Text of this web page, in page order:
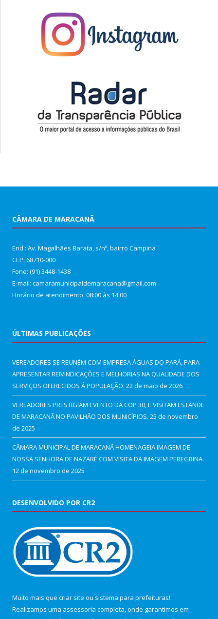
CÂMARA DE MARACANÃ
End.: Av. Magalhães Barata, s/nº, bairro Campina
CEP: 68710-000
Fone: (91) 3448-1438
E-mail: camaramunicipaldemaracana@gmail.com
Horário de atendimento: 08:00 às 14:00
ÚLTIMAS PUBLICAÇÕES
VEREADORES SE REUNÉM COM EMPRESA ÁGUAS DO PARÁ, PARA
APRESENTAR REIVINDICAÇÕES E MELHORIAS NA QUALIDADE DOS
SERVIÇOS OFERECIDOS Á POPULAÇÃO. 22 de maio de 2026
VEREADORES PRESTIGIAM EVENTO DA COP 30, E VISITAM ESTANDE
DE MARACANÃ NO PAVILHÃO DOS MUNICÍPIOS. 25 de novembro
de 2025
CÂMARA MUNICIPAL DE MARACANÃ HOMENAGEIA IMAGEM DE
NOSSA SENHORA DE NAZARÉ COM VISITA DA IMAGEM PEREGRINA.
12 de novembro de 2025
DESENVOLVIDO POR CR2
Muito mais que criar site ou sistema para prefeituras!
Realizamos uma assessoria completa, onde garantimos em